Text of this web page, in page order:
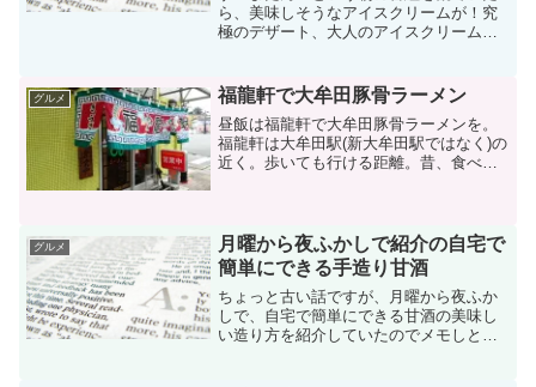
ら、美味しそうなアイスクリームが！究
極のデザート、大人のアイスクリームと
グルメ 福龍軒で大牟田豚骨ラーメン
昼飯は福龍軒で大牟田豚骨ラーメンを。
福龍軒は大牟田駅(新大牟田駅ではなく)の
近く。歩いても行ける距離。昔、食べた
骨ラーメンもというこ...
グルメ
月曜から夜ふかしで紹介の自宅で
簡単にできる手造り甘酒
ちょっと古い話ですが、月曜から夜ふか
しで、自宅で簡単にできる甘酒の美味し
い造り方を紹介していたのでメモしとき